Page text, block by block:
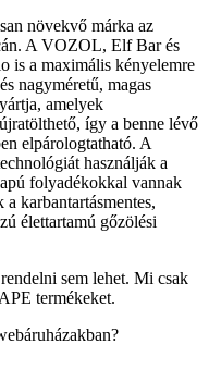
növekvő márka az
A VOZOL, Elf Bar és
is a maximális kényelemre
nagyméretű, magas
amelyek
így a benne lévő
elpárologtatható. A
használják a
folyadékokkal vannak
karbantartásmentes,
élettartamú gőzölési
sem lehet. Mi csak
termékeket.